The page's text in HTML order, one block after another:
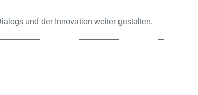
und der Innovation weiter gestalten.